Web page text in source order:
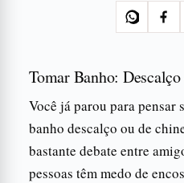
Tomar Banho:
Você já parou para pensar
banho descalço ou de
bastante debate entre
pessoas têm medo de